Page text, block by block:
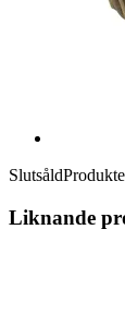
Slutsåld
Liknande